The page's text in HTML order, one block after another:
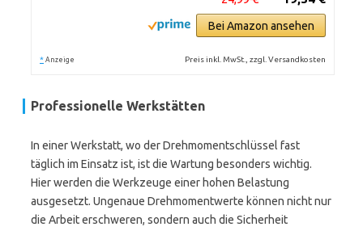
Bei Amazon ansehen
* Anzeige Preis inkl. MwSt., zzgl. Versandkosten
Professionelle Werkstätten
In einer Werkstatt, wo der Drehmomentschlüssel fast
täglich im Einsatz ist, ist die Wartung besonders wichtig.
Hier werden die Werkzeuge einer hohen Belastung
ausgesetzt. Ungenaue Drehmomentwerte können nicht nur
die Arbeit erschweren, sondern auch die Sicherheit